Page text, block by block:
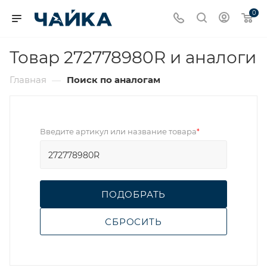
0
Товар 272778980R и аналоги
Главная — Поиск по аналогам
Введите артикул или название товара*
ПОДОБРАТЬ
СБРОСИТЬ